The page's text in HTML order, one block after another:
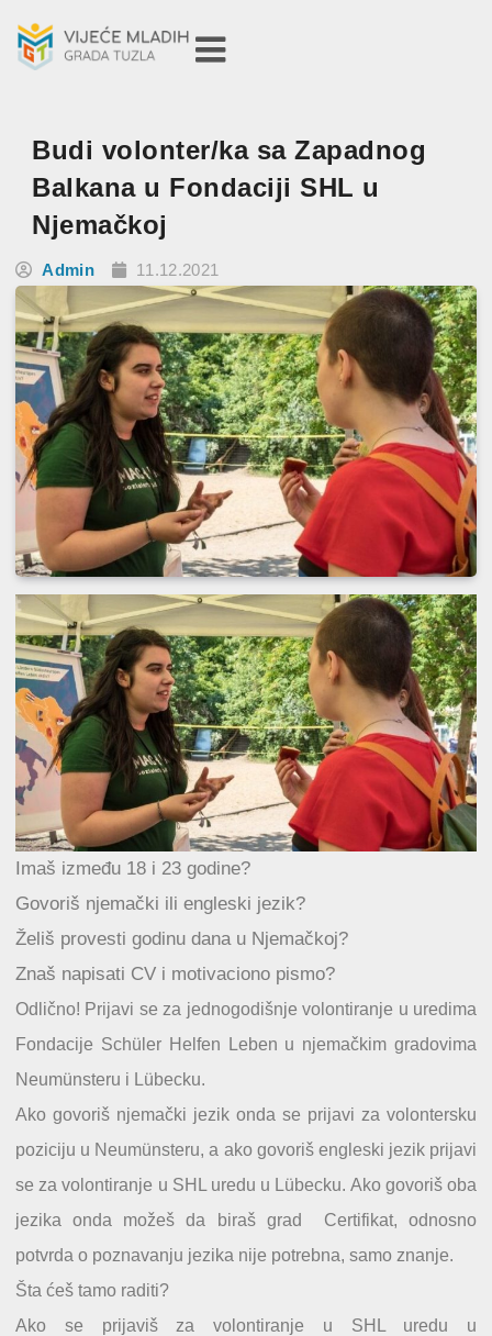
Budi volonter/ka sa Zapadnog
Balkana u Fondaciji SHL u
Njemačkoj
Admin 11.12.2021
Imaš između 18 i 23 godine?
Govoriš njemački ili engleski jezik?
Želiš provesti godinu dana u Njemačkoj?
Znaš napisati CV i motivaciono pismo?
Odlično! Prijavi se za jednogodišnje volontiranje u uredima
Fondacije Schüler Helfen Leben u njemačkim gradovima
Neumünsteru i Lübecku.
Ako govoriš njemački jezik onda se prijavi za volontersku
poziciju u Neumünsteru, a ako govoriš engleski jezik prijavi
se za volontiranje u SHL uredu u Lübecku. Ako govoriš oba
jezika onda možeš da biraš grad Certifikat, odnosno
potvrda o poznavanju jezika nije potrebna, samo znanje.
Šta ćeš tamo raditi?
Ako se prijaviš za volontiranje u SHL uredu u